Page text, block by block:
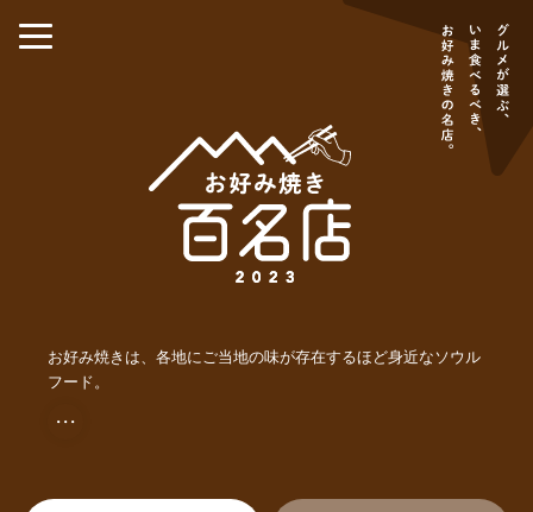
お好み焼きは、各地にご当地の味が存在するほど身近なソウル
フード。
・・・